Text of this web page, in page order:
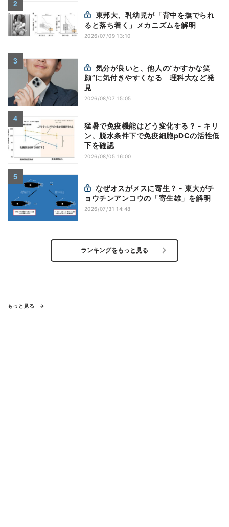
ると落ち着く」メカニズムを解明
2026/07/09 13:10
顔”に気付きやすくなる 理科大など発
見
2026/08/07 15:05
猛暑で免疫機能はどう変化する？ - キリ
ン、脱水条件下で免疫細胞pDCの活性低
下を確認
2026/08/05 16:00
ョウチンアンコウの「寄生雄」を解明
2026/07/31 14:48
ランキングをもっと見る
もっと見る